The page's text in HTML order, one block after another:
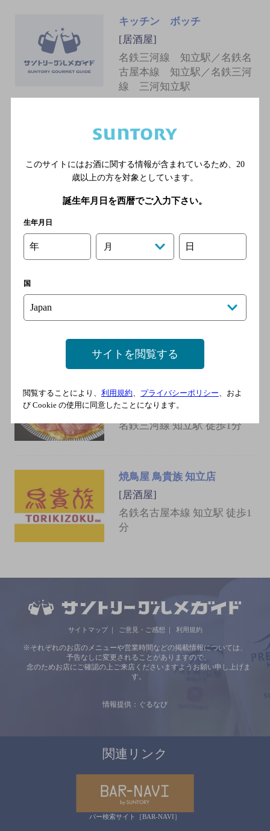
キッチン ボッチ
[居酒屋]
名鉄三河線 知立駅／名鉄名
古屋本線 知立駅／名鉄三河
線 三河知立駅
【個室完備】浜焼きと肴 海鮮
酒場 チリュウズシ 知立駅前
店
[居酒屋]
名鉄三河線 知立駅 徒歩1分／
名鉄名古屋本線 知立駅 徒歩1
名鉄名古屋本線 知立駅 徒歩1
立駅前店
[居酒屋]
名鉄三河線 知立駅 徒歩1分
焼鳥屋 鳥貴族 知立店
[居酒屋]
名鉄名古屋本線 知立駅 徒歩1
分
サイトマップ ご意見・ご感想 利用規約
※それぞれのお店のメニューや営業時間などの掲載情報については、
予告なしに変更されることがありますので、
念のためお店にご確認の上ご来店くださいますようお願い申し上げま
す。
情報提供：ぐるなび
関連リンク
バー検索サイト［BAR-NAVI］
このサイトにはお酒に関する情報が含まれているため、 20
歳以上の方を対象としています。
誕生年月日を西暦でご入力下さい。
生年月日
年 月 日
国
サイトを閲覧する
閲覧することにより、 利用規約 プライバシーポリシー 、およ
び Cookie の使用に同意したことになります。